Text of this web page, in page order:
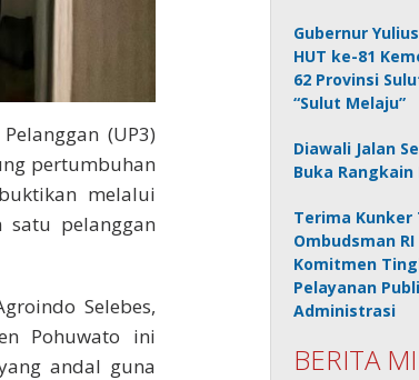
(UP3)
pertumbuhan
melalui
satu pelanggan
Selebes,
Pohuwato ini
andal guna
Gubernur
HUT ke-81
62 Provinsi
“Sulut Melaju”
Diawali Jalan
Buka Rangkain
Terima Kunker
Ombudsman
Komitmen
Pelayanan
Administrasi
BERITA